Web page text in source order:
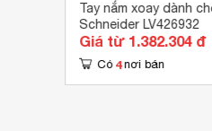
Tay nắm xoay dành
Schneider LV426932
Giá từ 1.382.304 đ
Có 4 nơi bán